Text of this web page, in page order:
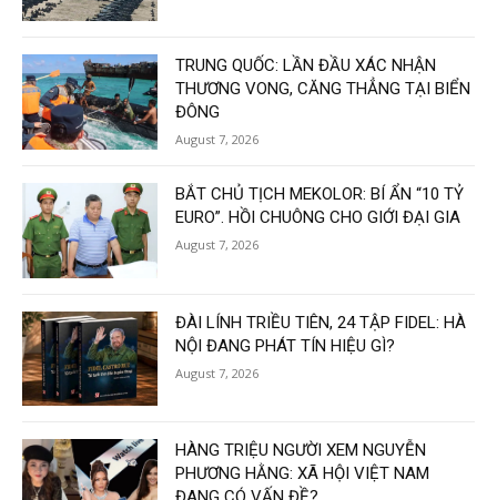
TRUNG QUỐC: LẦN ĐẦU XÁC NHẬN
THƯƠNG VONG, CĂNG THẲNG TẠI BIỂN
ĐÔNG
August 7, 2026
BẮT CHỦ TỊCH MEKOLOR: BÍ ẨN “10 TỶ
EURO”. HỒI CHUÔNG CHO GIỚI ĐẠI GIA
August 7, 2026
ĐÀI LÍNH TRIỀU TIÊN, 24 TẬP FIDEL: HÀ
NỘI ĐANG PHÁT TÍN HIỆU GÌ?
August 7, 2026
HÀNG TRIỆU NGƯỜI XEM NGUYỄN
PHƯƠNG HẰNG: XÃ HỘI VIỆT NAM